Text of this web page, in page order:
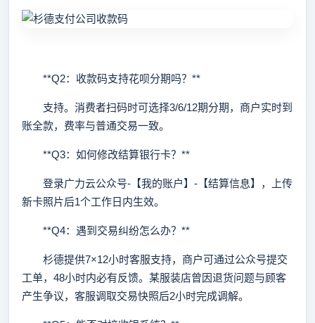
**Q2：收款码支持花呗分期吗？**
支持。消费者扫码时可选择3/6/12期分期，商户实时到
账全款，费率与普通交易一致。
**Q3：如何修改结算银行卡？**
登录广力云公众号-【我的账户】-【结算信息】，上传
新卡照片后1个工作日内生效。
**Q4：遇到交易纠纷怎么办？**
杉德提供7×12小时客服支持，商户可通过公众号提交
工单，48小时内必有反馈。某服装店曾因退货问题与顾客
产生争议，客服调取交易快照后2小时完成调解。